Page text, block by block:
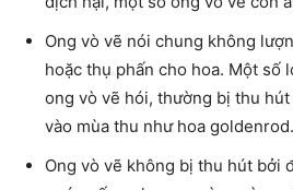
Ong vò vẽ nói chung không
hoặc thụ phấn cho hoa. Một số
ong vò vẽ hói, thường bị thu
vào mùa thu như hoa goldenrod.
Ong vò vẽ không bị thu hút bởi